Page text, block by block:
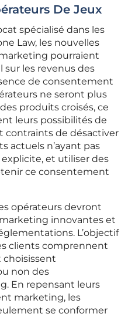
De Jeux
spécialisé dans les
Law, les nouvelles
pourraient
les revenus des
de consentement
ne seront plus
produits croisés, ce
leurs possibilités de
contraints de désactiver
actuels n’ayant pas
et utiliser des
ce consentement
opérateurs devront
innovantes et
L’objectif
clients comprennent
non des
En repensant leurs
marketing, les
se conformer